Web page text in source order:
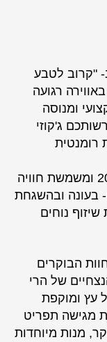
"קרוב לטבע
רגועה
ומנוסה
ג'קוזי
רומנטית
בריכה חדשה ומשופרת נפתחה ב 2010 ומשמשת חוויה
בעונה ובהשגחת
נוחים
הבוקרים
של הרי
עץ ומוקפת
מגישה תפריט
מנות מיוחדות